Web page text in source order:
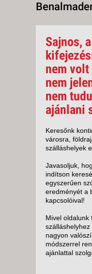
Sajnos,
nem volt
nem
nem
ajánlani
Keresőnk
városra,
szálláshelyek
Javasoljuk,
indítson
egyszerűen
eredményét a
kapcsolóival!
Mivel oldalunk
nagyon
módszerrel
ajánlattal